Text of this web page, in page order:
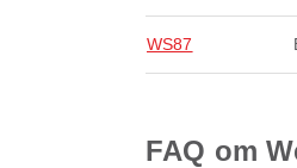
WS87
FAQ om